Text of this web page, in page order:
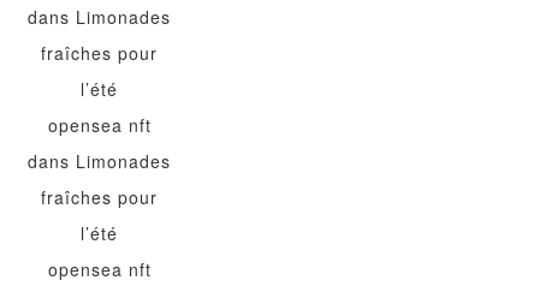
dans Limonades
fraîches pour
l’été
opensea nft
dans Limonades
fraîches pour
l’été
opensea nft